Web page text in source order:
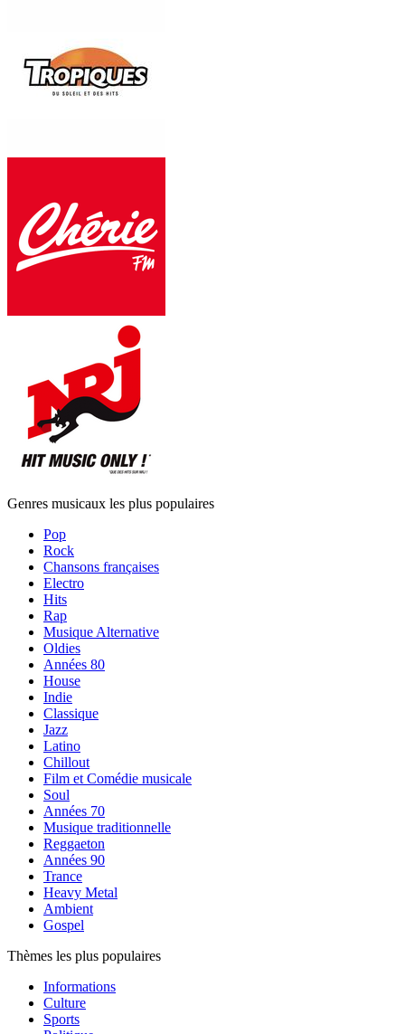
Genres musicaux les plus populaires
Pop
Rock
Chansons françaises
Electro
Hits
Rap
Musique Alternative
Oldies
Années 80
House
Indie
Classique
Jazz
Latino
Chillout
Film et Comédie musicale
Soul
Années 70
Musique traditionnelle
Reggaeton
Années 90
Trance
Heavy Metal
Ambient
Gospel
Thèmes les plus populaires
Informations
Culture
Sports